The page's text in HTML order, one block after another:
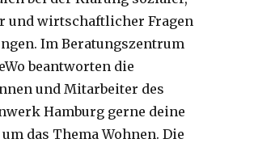
und wirtschaftlicher Fragen
Im Beratungszentrum
beantworten die
und Mitarbeiter des
Hamburg gerne deine
das Thema Wohnen. Die